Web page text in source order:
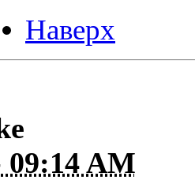
Наверх
09:14 AM